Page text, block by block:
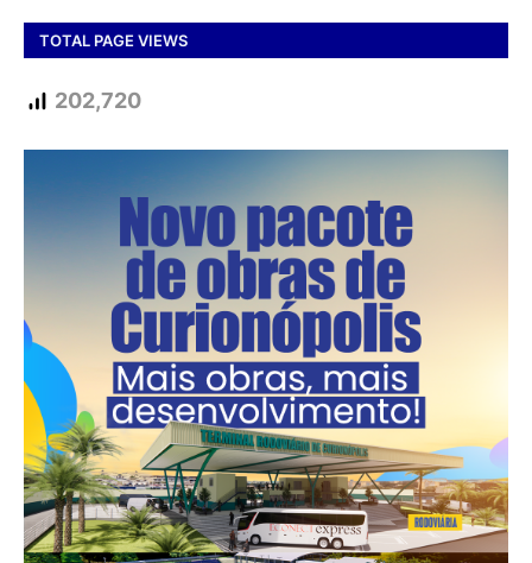
TOTAL PAGE VIEWS
202,720